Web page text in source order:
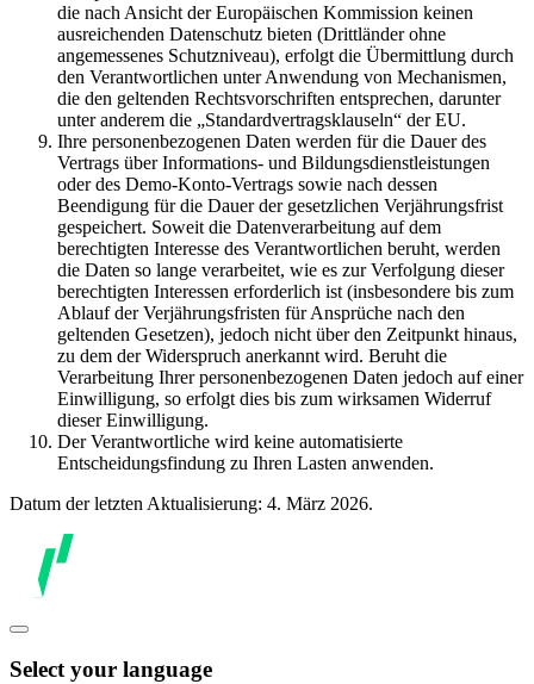
die nach Ansicht der Europäischen Kommission keinen
ausreichenden Datenschutz bieten (Drittländer ohne
angemessenes Schutzniveau), erfolgt die Übermittlung durch
den Verantwortlichen unter Anwendung von Mechanismen,
die den geltenden Rechtsvorschriften entsprechen, darunter
unter anderem die „Standardvertragsklauseln“ der EU.
Ihre personenbezogenen Daten werden für die Dauer des
Vertrags über Informations- und Bildungsdienstleistungen
oder des Demo-Konto-Vertrags sowie nach dessen
Beendigung für die Dauer der gesetzlichen Verjährungsfrist
gespeichert. Soweit die Datenverarbeitung auf dem
berechtigten Interesse des Verantwortlichen beruht, werden
die Daten so lange verarbeitet, wie es zur Verfolgung dieser
berechtigten Interessen erforderlich ist (insbesondere bis zum
Ablauf der Verjährungsfristen für Ansprüche nach den
geltenden Gesetzen), jedoch nicht über den Zeitpunkt hinaus,
zu dem der Widerspruch anerkannt wird. Beruht die
Verarbeitung Ihrer personenbezogenen Daten jedoch auf einer
Einwilligung, so erfolgt dies bis zum wirksamen Widerruf
dieser Einwilligung.
Der Verantwortliche wird keine automatisierte
Entscheidungsfindung zu Ihren Lasten anwenden.
Datum der letzten Aktualisierung: 4. März 2026.
Select your language